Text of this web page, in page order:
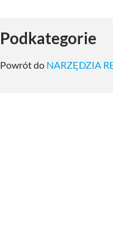
Podkategorie
Powrót do NARZĘDZIA